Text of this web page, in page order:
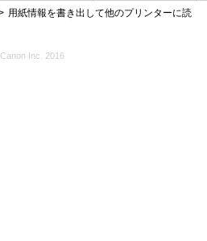
用紙情報を書き出して他のプリンターに読
Canon Inc. 2016